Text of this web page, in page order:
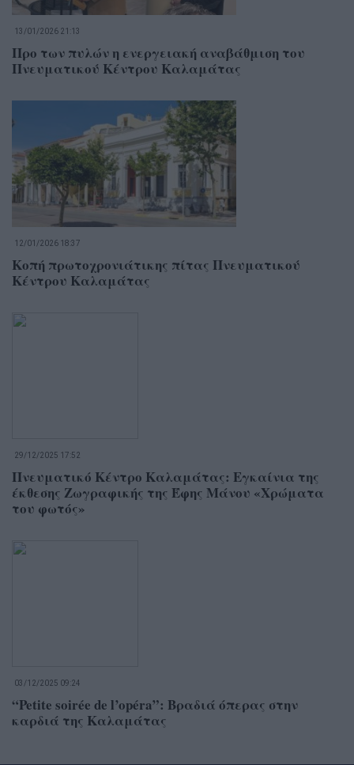
13/01/2026 21:13
Προ των πυλών η ενεργειακή αναβάθμιση του
Πνευματικού Κέντρου Καλαμάτας
12/01/2026 18:37
Κοπή πρωτοχρονιάτικης πίτας Πνευματικού
Κέντρου Καλαμάτας
29/12/2025 17:52
Πνευματικό Κέντρο Καλαμάτας: Εγκαίνια της
έκθεσης Ζωγραφικής της Έφης Μάνου «Χρώματα
του φωτός»
03/12/2025 09:24
“Petite soirée de l’opéra”: Βραδιά όπερας στην
καρδιά της Καλαμάτας